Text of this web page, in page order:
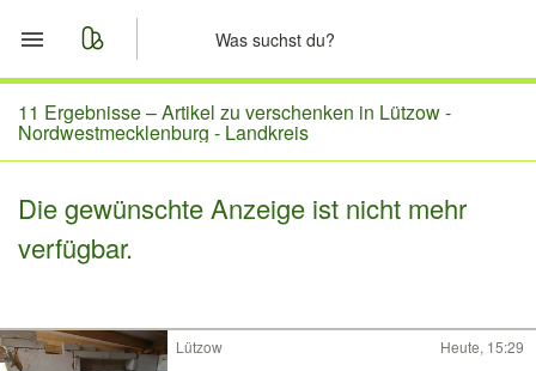
Start
Merkliste
Nachrichten
11 Ergebnisse –Artikel zu verschenken in Lützow -
Nordwestmecklenburg - Landkreis
Die gewünschte Anzeige ist nicht mehr
verfügbar.
Lützow Heute, 15:29